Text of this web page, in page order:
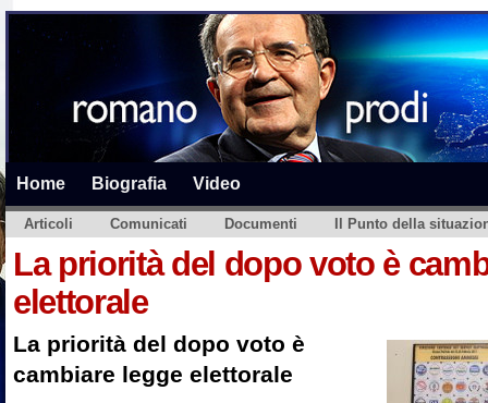
Home Biografia Video
Articoli Comunicati Documenti Il Punto della
La priorità del dopo voto è
elettorale
La priorità del dopo voto è
cambiare legge elettorale